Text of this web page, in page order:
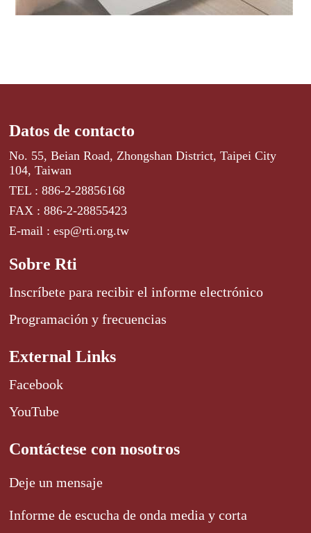
Datos de contacto
No. 55, Beian Road, Zhongshan District, Taipei City
104, Taiwan
TEL : 886-2-28856168
FAX : 886-2-28855423
E-mail : esp@rti.org.tw
Sobre Rti
Inscríbete para recibir el informe electrónico
Programación y frecuencias
External Links
Facebook
YouTube
Contáctese con nosotros
Deje un mensaje
Informe de escucha de onda media y corta